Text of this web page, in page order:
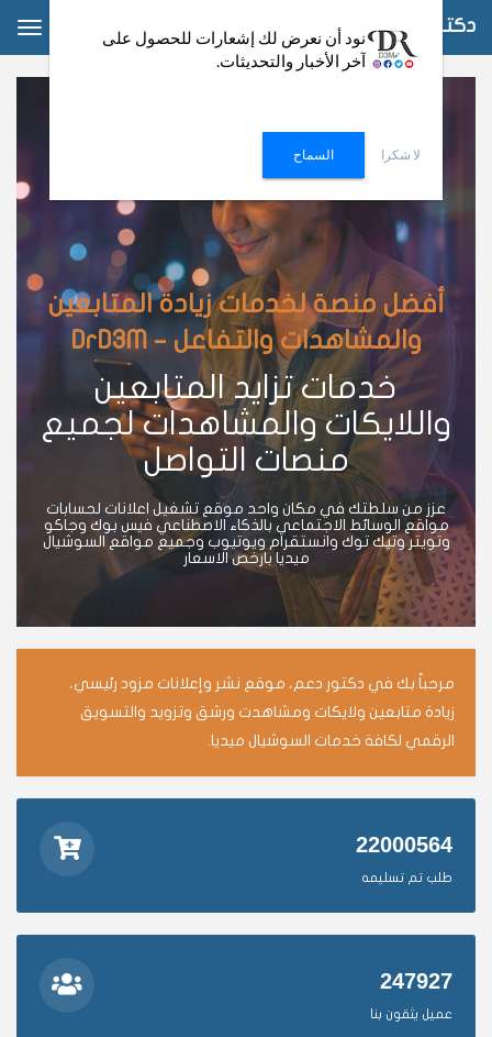
دكتور دعم
أفضل منصة لخدمات زيادة المتابعين
والمشاهدات والتفاعل – DrD3M
خدمات تزايد المتابعين
واللايكات والمشاهدات لجميع
منصات التواصل
عزز من سلطتك في مكان واحد موقع تشغيل اعلانات لحسابات
مواقع الوسائط الاجتماعي بالذكاء الاصطناعي فيس بوك وجاكو
وتويتر وتيك توك وانستقرام ويوتيوب وجميع مواقع السوشيال
ميديا بارخص الاسعار
مرحباً بك في دكتور دعم، موقع نشر وإعلانات مزود رئيسي،
زيادة متابعين ولايكات ومشاهدت ورشق وتزويد والتسويق
الرقمي لكافة خدمات السوشيال ميديا.
22000564
طلب تم تسليمه
247927
عميل يثقون بنا
نود أن نعرض لك إشعارات للحصول على
آخر الأخبار والتحديثات.
لا شكرا السماح